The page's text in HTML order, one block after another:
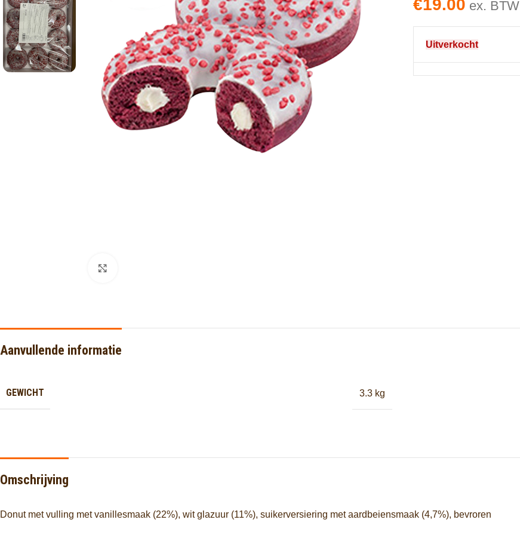
€19.00 ex. BTW
Uitverkocht
Aanvullende informatie
GEWICHT 3.3 kg
Omschrijving
Donut met vulling met vanillesmaak (22%), wit glazuur (11%), suikerversiering met aardbeiensmaak (4,7%), bevroren